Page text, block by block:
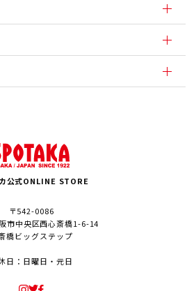
公式ONLINE STORE
〒542-0086
市中央区西心斎橋1-6-14
橋ビッグステップ
日：日曜日・元日